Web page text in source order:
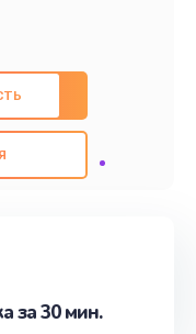
и
ремонт с
компонентов, а
- предоставить
записаться на
за 30 мин.